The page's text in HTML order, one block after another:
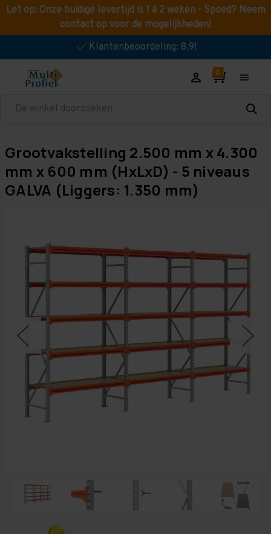
Let op: Onze huidige levertijd is 1 á 2 weken - Spoed? Neem
contact op voor de mogelijkheden!
Klantenbeoordeling: 8,9!
Zoeken
Grootvakstelling 2.500 mm x 4.300
mm x 600 mm (HxLxD) - 5 niveaus
GALVA (Liggers: 1.350 mm)